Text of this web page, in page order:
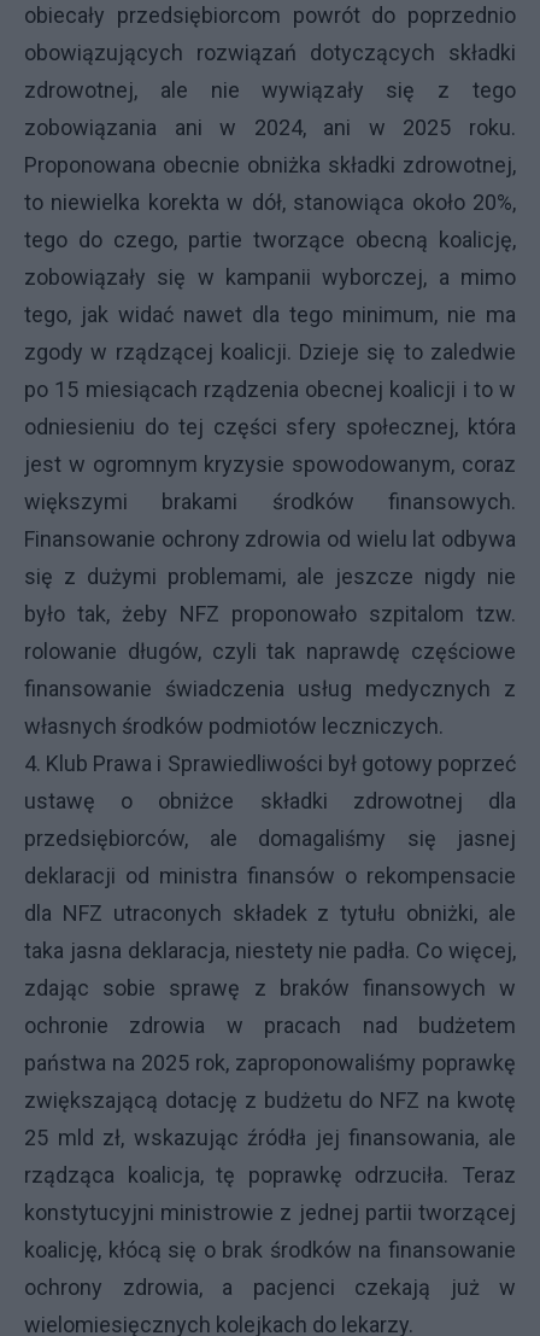
obiecały przedsiębiorcom powrót do poprzednio
obowiązujących rozwiązań dotyczących składki
zdrowotnej, ale nie wywiązały się z tego
zobowiązania ani w 2024, ani w 2025 roku.
Proponowana obecnie obniżka składki zdrowotnej,
to niewielka korekta w dół, stanowiąca około 20%,
tego do czego, partie tworzące obecną koalicję,
zobowiązały się w kampanii wyborczej, a mimo
tego, jak widać nawet dla tego minimum, nie ma
zgody w rządzącej koalicji. Dzieje się to zaledwie
po 15 miesiącach rządzenia obecnej koalicji i to w
odniesieniu do tej części sfery społecznej, która
jest w ogromnym kryzysie spowodowanym, coraz
większymi brakami środków finansowych.
Finansowanie ochrony zdrowia od wielu lat odbywa
się z dużymi problemami, ale jeszcze nigdy nie
było tak, żeby NFZ proponowało szpitalom tzw.
rolowanie długów, czyli tak naprawdę częściowe
finansowanie świadczenia usług medycznych z
własnych środków podmiotów leczniczych.
4. Klub Prawa i Sprawiedliwości był gotowy poprzeć
ustawę o obniżce składki zdrowotnej dla
przedsiębiorców, ale domagaliśmy się jasnej
deklaracji od ministra finansów o rekompensacie
dla NFZ utraconych składek z tytułu obniżki, ale
taka jasna deklaracja, niestety nie padła. Co więcej,
zdając sobie sprawę z braków finansowych w
ochronie zdrowia w pracach nad budżetem
państwa na 2025 rok, zaproponowaliśmy poprawkę
zwiększającą dotację z budżetu do NFZ na kwotę
25 mld zł, wskazując źródła jej finansowania, ale
rządząca koalicja, tę poprawkę odrzuciła. Teraz
konstytucyjni ministrowie z jednej partii tworzącej
koalicję, kłócą się o brak środków na finansowanie
ochrony zdrowia, a pacjenci czekają już w
wielomiesięcznych kolejkach do lekarzy.